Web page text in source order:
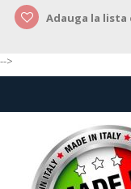
Adauga la
-->